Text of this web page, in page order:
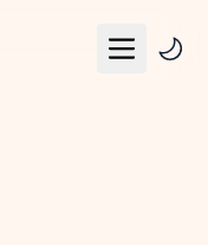
Меню